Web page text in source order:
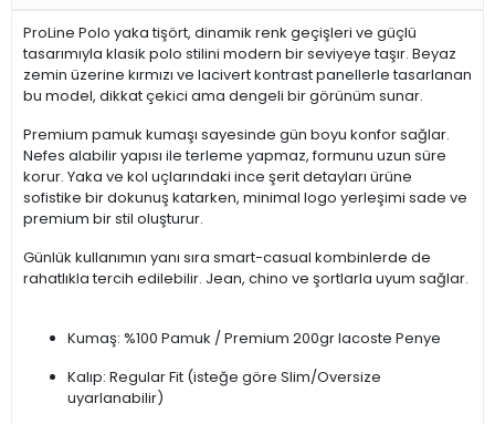
ProLine Polo yaka tişört, dinamik renk geçişleri ve güçlü
tasarımıyla klasik polo stilini modern bir seviyeye taşır. Beyaz
zemin üzerine kırmızı ve lacivert kontrast panellerle tasarlanan
bu model, dikkat çekici ama dengeli bir görünüm sunar.
Premium pamuk kumaşı sayesinde gün boyu konfor sağlar.
Nefes alabilir yapısı ile terleme yapmaz, formunu uzun süre
korur. Yaka ve kol uçlarındaki ince şerit detayları ürüne
sofistike bir dokunuş katarken, minimal logo yerleşimi sade ve
premium bir stil oluşturur.
Günlük kullanımın yanı sıra smart-casual kombinlerde de
rahatlıkla tercih edilebilir. Jean, chino ve şortlarla uyum sağlar.
Kumaş: %100 Pamuk / Premium 200gr lacoste Penye
Kalıp: Regular Fit (isteğe göre Slim/Oversize
uyarlanabilir)